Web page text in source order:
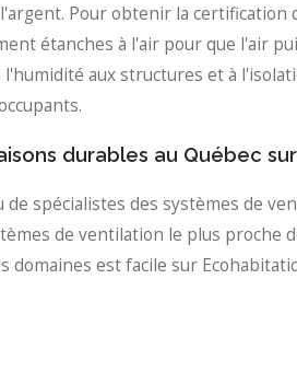
Pour obtenir la certification
étanches à l'air pour que l'air
aux structures et à
durables au Québec
spécialistes des systèmes de
de ventilation le plus proche
est facile sur